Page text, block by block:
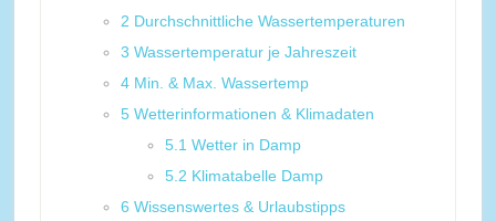
2 Durchschnittliche Wassertemperaturen
3 Wassertemperatur je Jahreszeit
4 Min. & Max. Wassertemp
5 Wetterinformationen & Klimadaten
5.1 Wetter in Damp
5.2 Klimatabelle Damp
6 Wissenswertes & Urlaubstipps